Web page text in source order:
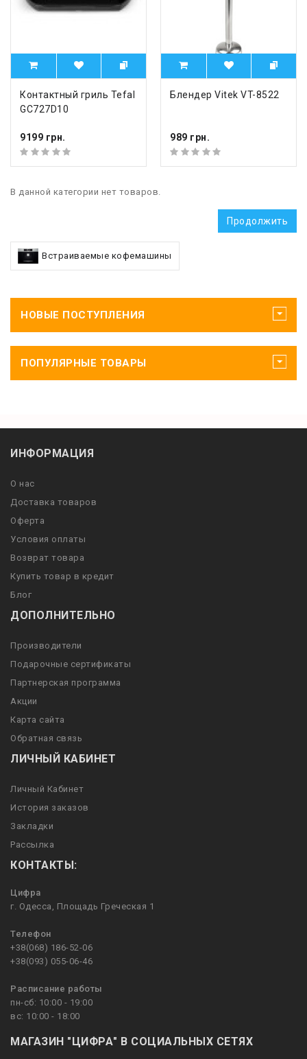
Контактный гриль Tefal
GC727D10
9199 грн.
Блендер Vitek VT-8522
989 грн.
В данной категории нет товаров.
Продолжить
Встраиваемые кофемашины
НОВЫЕ ПОСТУПЛЕНИЯ
ПОПУЛЯРНЫЕ ТОВАРЫ
ИНФОРМАЦИЯ
О нас
Доставка товаров
Оферта
Условия оплаты
Возврат товара
Купить товар в кредит
Блог
ДОПОЛНИТЕЛЬНО
Производители
Подарочные сертификаты
Партнерская программа
Акции
Карта сайта
Обратная связь
ЛИЧНЫЙ КАБИНЕТ
Личный Кабинет
История заказов
Закладки
Рассылка
КОНТАКТЫ:
Цифра
г. Одесса, Площадь Греческая 1
Телефон
+38(068) 186-52-06
+38(093) 055-06-46
Расписание работы
пн-сб: 10:00 - 19:00
вс: 10:00 - 18:00
МАГАЗИН "ЦИФРА" В СОЦИАЛЬНЫХ СЕТЯХ